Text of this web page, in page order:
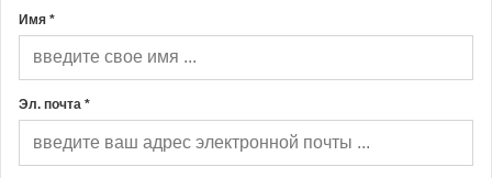
Имя *
Эл. почта *